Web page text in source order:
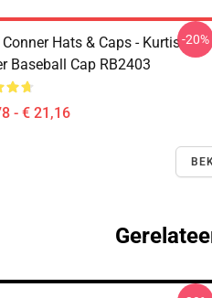
Hats & Caps - Kurtis
Baseball Cap RB2403
- € 21,16
-20%